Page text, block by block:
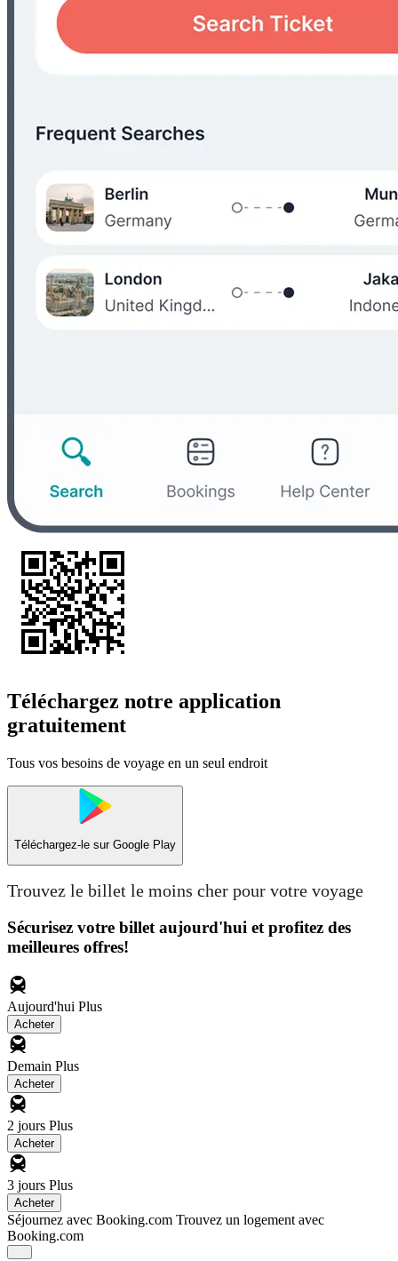
Téléchargez notre application
gratuitement
Tous vos besoins de voyage en un seul endroit
Téléchargez-le sur Google Play
Trouvez le billet le moins cher pour votre voyage
Sécurisez votre billet aujourd'hui et profitez des
meilleures offres!
Aujourd'hui Plus
Acheter
Demain Plus
Acheter
2 jours Plus
Acheter
3 jours Plus
Acheter
Séjournez avec Booking.com Trouvez un logement avec
Booking.com